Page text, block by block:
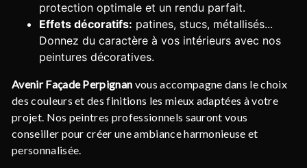
protection optimale et un rendu parfait.
Effets décoratifs: patines, stucs, métallisés...
Donnez du caractère à vos intérieurs avec nos
peintures décoratives.
Avenir Façade Perpignan vous accompagne dans le choix
des couleurs et des finitions les mieux adaptées à votre
projet. Nos peintres professionnels sauront vous
conseiller pour créer une ambiance harmonieuse et
personnalisée.